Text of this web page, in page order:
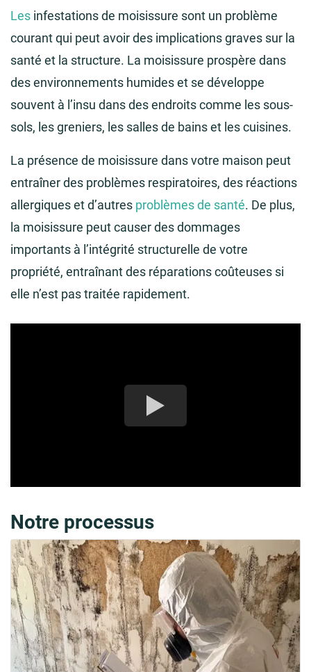
Les infestations de moisissure sont un problème
courant qui peut avoir des implications graves sur la
santé et la structure. La moisissure prospère dans
des environnements humides et se développe
souvent à l’insu dans des endroits comme les sous-
sols, les greniers, les salles de bains et les cuisines.
La présence de moisissure dans votre maison peut
entraîner des problèmes respiratoires, des réactions
allergiques et d’autres problèmes de santé. De plus,
la moisissure peut causer des dommages
importants à l’intégrité structurelle de votre
propriété, entraînant des réparations coûteuses si
elle n’est pas traitée rapidement.
Notre processus